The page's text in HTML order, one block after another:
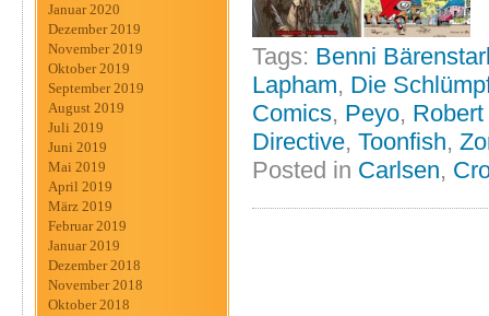
Januar 2020
Dezember 2019
November 2019
Oktober 2019
September 2019
August 2019
Juli 2019
Juni 2019
Mai 2019
April 2019
März 2019
Februar 2019
Januar 2019
Dezember 2018
November 2018
Oktober 2018
Tags: Benni
Lapham, Die
Comics, Peyo,
Directive, Toonfish,
Posted in Carlsen,